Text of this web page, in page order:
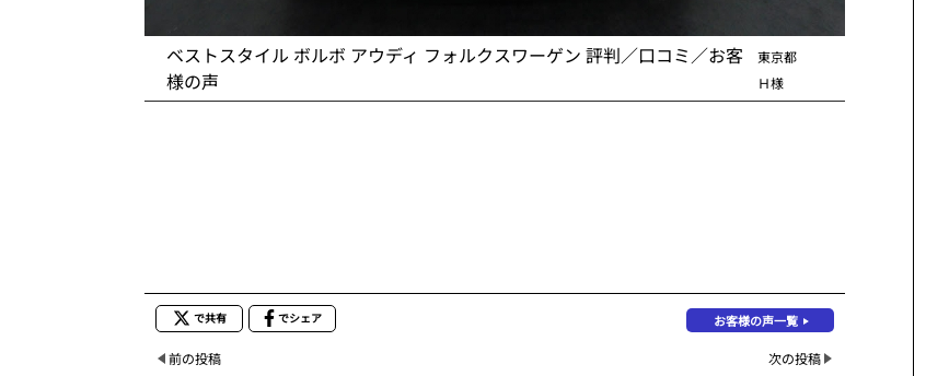
ベストスタイル ボルボ アウディ フォルクスワーゲン 評判／口コミ／お客
様の声
東京都
Ｈ様
で共有 でシェア お客様の声一覧
前の投稿 次の投稿